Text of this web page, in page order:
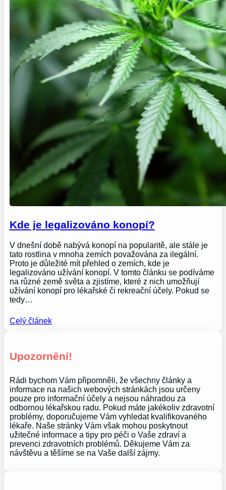
Kde je legalizováno konopí?
V dnešní době nabývá konopí na popularitě, ale stále je
tato rostlina v mnoha zemích považována za ilegální.
Proto je důležité mít přehled o zemích, kde je
legalizováno užívání konopí. V tomto článku se podíváme
na různé země světa a zjistíme, které z nich umožňují
užívání konopí pro lékařské či rekreační účely. Pokud se
tedy…
Celý článek
Upozornění!
Rádi bychom Vám připomněli, že všechny články a
informace na našich webových stránkách jsou určeny
pouze pro informační účely a nejsou náhradou za
odbornou lékařskou radu. Pokud máte jakékoliv zdravotní
problémy, doporučujeme Vám vyhledat kvalifikovaného
lékaře. Naše stránky Vám však mohou poskytnout
užitečné informace a tipy pro péči o Vaše zdraví a
prevenci zdravotních problémů. Děkujeme Vám za
návštěvu a těšíme se na Vaše další zájmy.